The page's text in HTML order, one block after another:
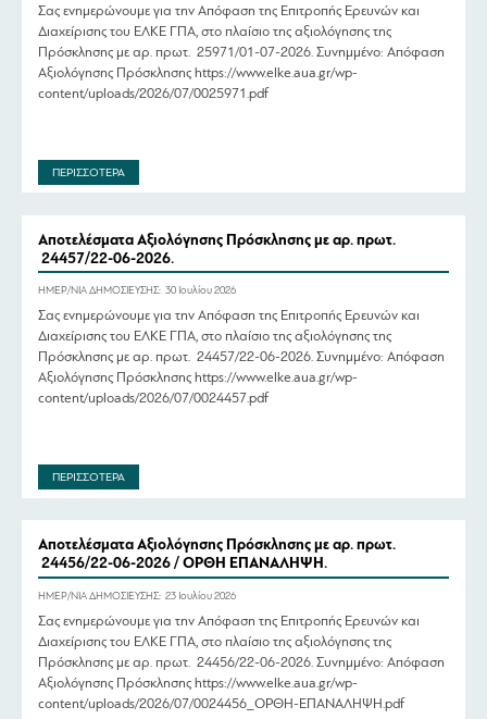
Σας ενημερώνουμε για την Απόφαση της Επιτροπής Ερευνών και
Διαχείρισης του ΕΛΚΕ ΓΠΑ, στο πλαίσιο της αξιολόγησης της
Πρόσκλησης με αρ. πρωτ. 25971/01-07-2026. Συνημμένο: Απόφαση
Αξιολόγησης Πρόσκλησης https://www.elke.aua.gr/wp-
content/uploads/2026/07/0025971.pdf
ΠΕΡΙΣΣΟΤΕΡΑ
Αποτελέσματα Αξιολόγησης Πρόσκλησης με αρ. πρωτ.
24457/22-06-2026.
ΗΜΕΡ/ΝΙΑ ΔΗΜΟΣΙΕΥΣΗΣ: 30 Ιουλίου 2026
Σας ενημερώνουμε για την Απόφαση της Επιτροπής Ερευνών και
Διαχείρισης του ΕΛΚΕ ΓΠΑ, στο πλαίσιο της αξιολόγησης της
Πρόσκλησης με αρ. πρωτ. 24457/22-06-2026. Συνημμένο: Απόφαση
Αξιολόγησης Πρόσκλησης https://www.elke.aua.gr/wp-
content/uploads/2026/07/0024457.pdf
ΠΕΡΙΣΣΟΤΕΡΑ
Αποτελέσματα Αξιολόγησης Πρόσκλησης με αρ. πρωτ.
24456/22-06-2026 / ΟΡΘΗ ΕΠΑΝΑΛΗΨΗ.
ΗΜΕΡ/ΝΙΑ ΔΗΜΟΣΙΕΥΣΗΣ: 23 Ιουλίου 2026
Σας ενημερώνουμε για την Απόφαση της Επιτροπής Ερευνών και
Διαχείρισης του ΕΛΚΕ ΓΠΑ, στο πλαίσιο της αξιολόγησης της
Πρόσκλησης με αρ. πρωτ. 24456/22-06-2026. Συνημμένο: Απόφαση
Αξιολόγησης Πρόσκλησης https://www.elke.aua.gr/wp-
content/uploads/2026/07/0024456_ΟΡΘΗ-ΕΠΑΝΑΛΗΨΗ.pdf